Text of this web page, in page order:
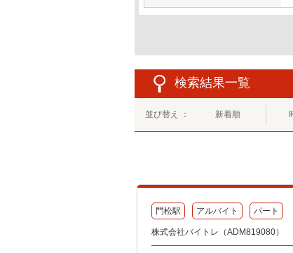
検索結果一覧
並び替え ： 新着順
門松駅 アルバイト パート
株式会社バイトレ（ADM819080）